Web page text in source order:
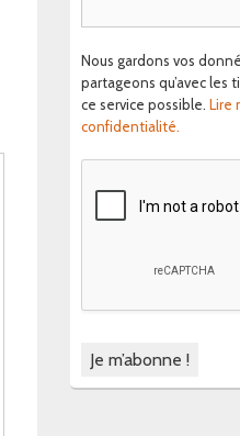
Nous gardons vos
partageons qu’avec
ce service possible. Lire
confidentialité.